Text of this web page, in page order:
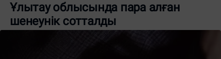
Ұлытау облысында пара алған
шенеунік сотталды